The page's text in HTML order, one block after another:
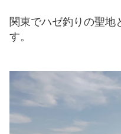
関東でハゼ釣りの聖地
す。